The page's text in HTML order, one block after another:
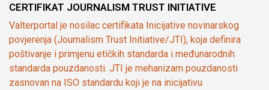
CERTIFIKAT JOURNALISM TRUST INITIATIVE
Valterportal je nosilac certifikata Inicijative novinarskog
povjerenja (Journalism Trust Initiative/JTI), koja definira
poštivanje i primjenu etičkih standarda i međunarodnih
standarda pouzdanosti. JTI je mehanizam pouzdanosti
zasnovan na ISO standardu koji je na inicijativu